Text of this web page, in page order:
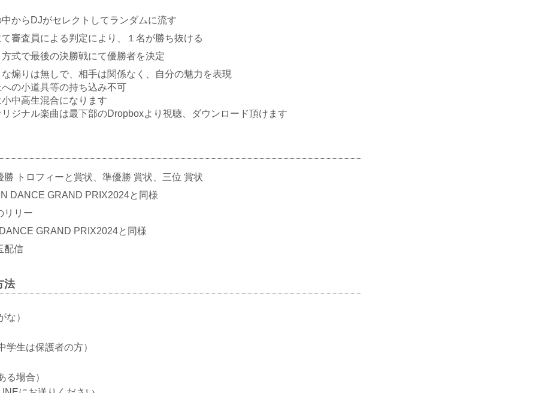
からDJがセレクトしてランダムに流す
審査員による判定により、１名が勝ち抜ける
方式で最後の決勝戦にて優勝者を決定
煽りは無しで、相手は関係なく、自分の魅力を表現
の小道具等の持ち込み不可
中高生混合になります
ジナル楽曲は最下部のDropboxより視聴、ダウンロード頂けます
勝 トロフィーと賞状、準優勝 賞状、三位 賞状
DANCE GRAND PRIX2024と同様
リリー
GRAND PRIX2024と同様
配信
法
）
生は保護者の方）
場合）